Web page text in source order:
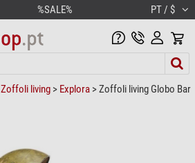
%SALE% PT / $
Zoffoli living > Explora > Zoffoli living Globo Bar